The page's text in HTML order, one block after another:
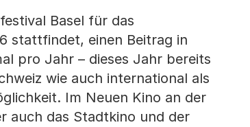
Basel für das
stattfindet, einen Beitrag in
pro Jahr – dieses Jahr bereits
wie auch international als
Im Neuen Kino an der
auch das Stadtkino und der